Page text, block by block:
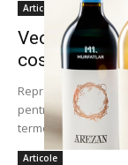
Articole
Veolia: triplă
costuri,
Reprezentanţii a
pentru sistemele
termoficare ieşean
Articole